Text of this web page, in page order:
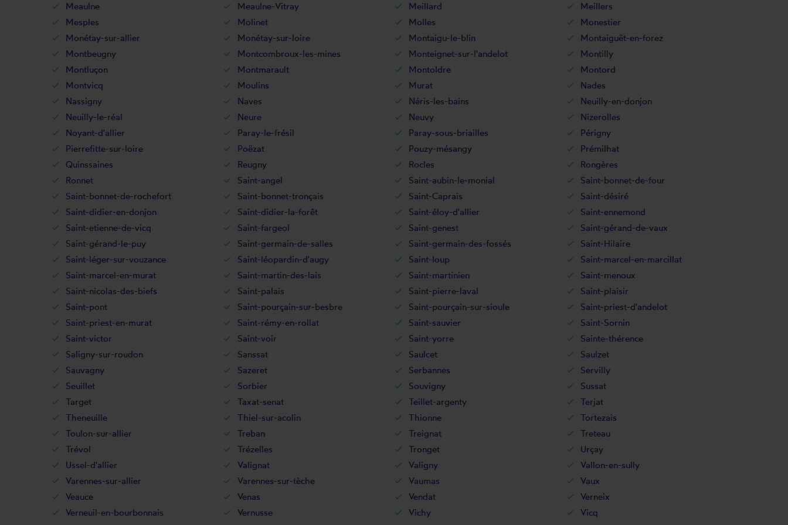
Meaulne
Meaulne-Vitray Meillard
Meillers
Mesples
Molinet Molles
Monestier
Monétay-sur-allier
Monétay-sur-loire Montaigu-le-blin
Montaiguët-en-forez
Montbeugny
Montcombroux-les-mines Monteignet-sur-l'andelot
Montilly
Montluçon
Montmarault Montoldre
Montord
Montvicq
Moulins Murat
Nades
Nassigny
Naves Néris-les-bains
Neuilly-en-donjon
Neuilly-le-réal
Neure Neuvy
Nizerolles
Noyant-d'allier
Paray-le-frésil Paray-sous-briailles
Périgny
Pierrefitte-sur-loire
Poëzat Pouzy-mésangy
Prémilhat
Quinssaines
Reugny Rocles
Rongères
Ronnet
Saint-angel Saint-aubin-le-monial
Saint-bonnet-de-four
Saint-bonnet-de-rochefort
Saint-bonnet-tronçais Saint-Caprais
Saint-désiré
Saint-didier-en-donjon
Saint-didier-la-forêt Saint-éloy-d'allier
Saint-ennemond
Saint-etienne-de-vicq
Saint-fargeol Saint-genest
Saint-gérand-de-vaux
Saint-gérand-le-puy
Saint-germain-de-salles Saint-germain-des-fossés
Saint-Hilaire
Saint-léger-sur-vouzance
Saint-léopardin-d'augy Saint-loup
Saint-marcel-en-marcillat
Saint-marcel-en-murat
Saint-martin-des-lais Saint-martinien
Saint-menoux
Saint-nicolas-des-biefs
Saint-palais Saint-pierre-laval
Saint-plaisir
Saint-pont
Saint-pourçain-sur-besbre Saint-pourçain-sur-sioule
Saint-priest-d'andelot
Saint-priest-en-murat
Saint-rémy-en-rollat Saint-sauvier
Saint-Sornin
Saint-victor
Saint-voir Saint-yorre
Sainte-thérence
Saligny-sur-roudon
Sanssat Saulcet
Saulzet
Sauvagny
Sazeret Serbannes
Servilly
Seuillet
Sorbier Souvigny
Sussat
Target
Taxat-senat Teillet-argenty
Terjat
Theneuille
Thiel-sur-acolin Thionne
Tortezais
Toulon-sur-allier
Treban Treignat
Treteau
Trévol
Trézelles Tronget
Urçay
Ussel-d'allier
Valignat Valigny
Vallon-en-sully
Varennes-sur-allier
Varennes-sur-tèche Vaumas
Vaux
Veauce
Venas Vendat
Verneix
Verneuil-en-bourbonnais
Vernusse Vichy
Vicq